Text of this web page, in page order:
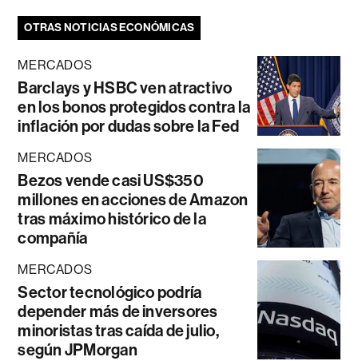
OTRAS NOTICIAS ECONÓMICAS
MERCADOS
Barclays y HSBC ven atractivo
en los bonos protegidos contra la
inflación por dudas sobre la Fed
MERCADOS
Bezos vende casi US$350
millones en acciones de Amazon
tras máximo histórico de la
compañía
MERCADOS
Sector tecnológico podría
depender más de inversores
minoristas tras caída de julio,
según JPMorgan